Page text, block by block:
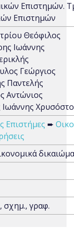
Επιστημών.
Επιστημών
Θεόφιλος
Ιωάννης
Γεώργιος
Παντελής
Αντώνιος
Ιωάννης
Επιστήμες ➨
σχημ., γραφ.